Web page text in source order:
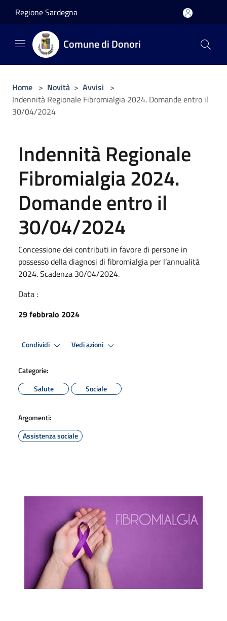
Regione Sardegna
Comune di Donori
Home > Novità > Avvisi >
Indennità Regionale Fibromialgia 2024. Domande entro il
30/04/2024
Indennità Regionale
Fibromialgia 2024.
Domande entro il
30/04/2024
Concessione dei contributi in favore di persone in
possesso della diagnosi di fibromialgia per l’annualità
2024. Scadenza 30/04/2024.
Data :
29 febbraio 2024
Condividi Vedi azioni
Categorie:
Salute
Sociale
Argomenti:
Assistenza sociale